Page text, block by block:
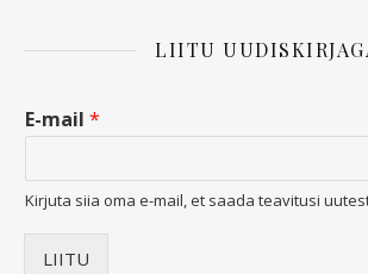
LIITU
E-mail *
Kirjuta siia oma e-mail, et saada teavitusi
LIITU